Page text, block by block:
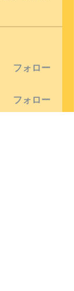
フォロー
フォロー